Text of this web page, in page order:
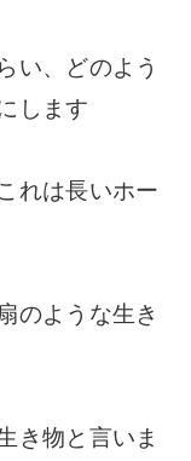
い、どのよう
します
れは長いホー
のような生き
き物と言いま